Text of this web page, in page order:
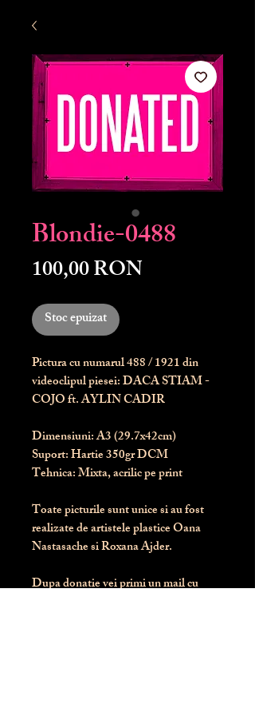
Blondie-0488
100,00 RONPreț
Stoc epuizat
Pictura cu numarul488/ 1921 din
videoclipul piesei: DACA STIAM -
COJO ft. AYLIN CADIR
Dimensiuni: A3 (29.7x42cm)
Suport: Hartie 350gr DCM
Tehnica: Mixta, acrilic pe print
Toate picturile sunt unice si au fost
realizate de artistele plastice Oana
Nastasache si Roxana Ajder.
Dupa donatie vei primi un mail cu